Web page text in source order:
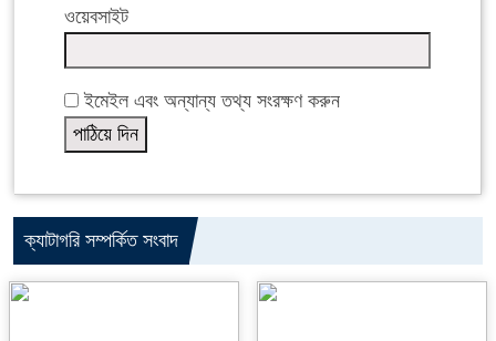
ওয়েবসাইট
ইমেইল এবং অন্যান্য তথ্য সংরক্ষণ করুন
ক্যাটাগরি সম্পর্কিত সংবাদ